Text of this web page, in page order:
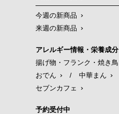
今週の新商品
来週の新商品
アレルギー情報・栄養成分
揚げ物・フランク・焼き鳥
おでん
/
中華まん
セブンカフェ
予約受付中